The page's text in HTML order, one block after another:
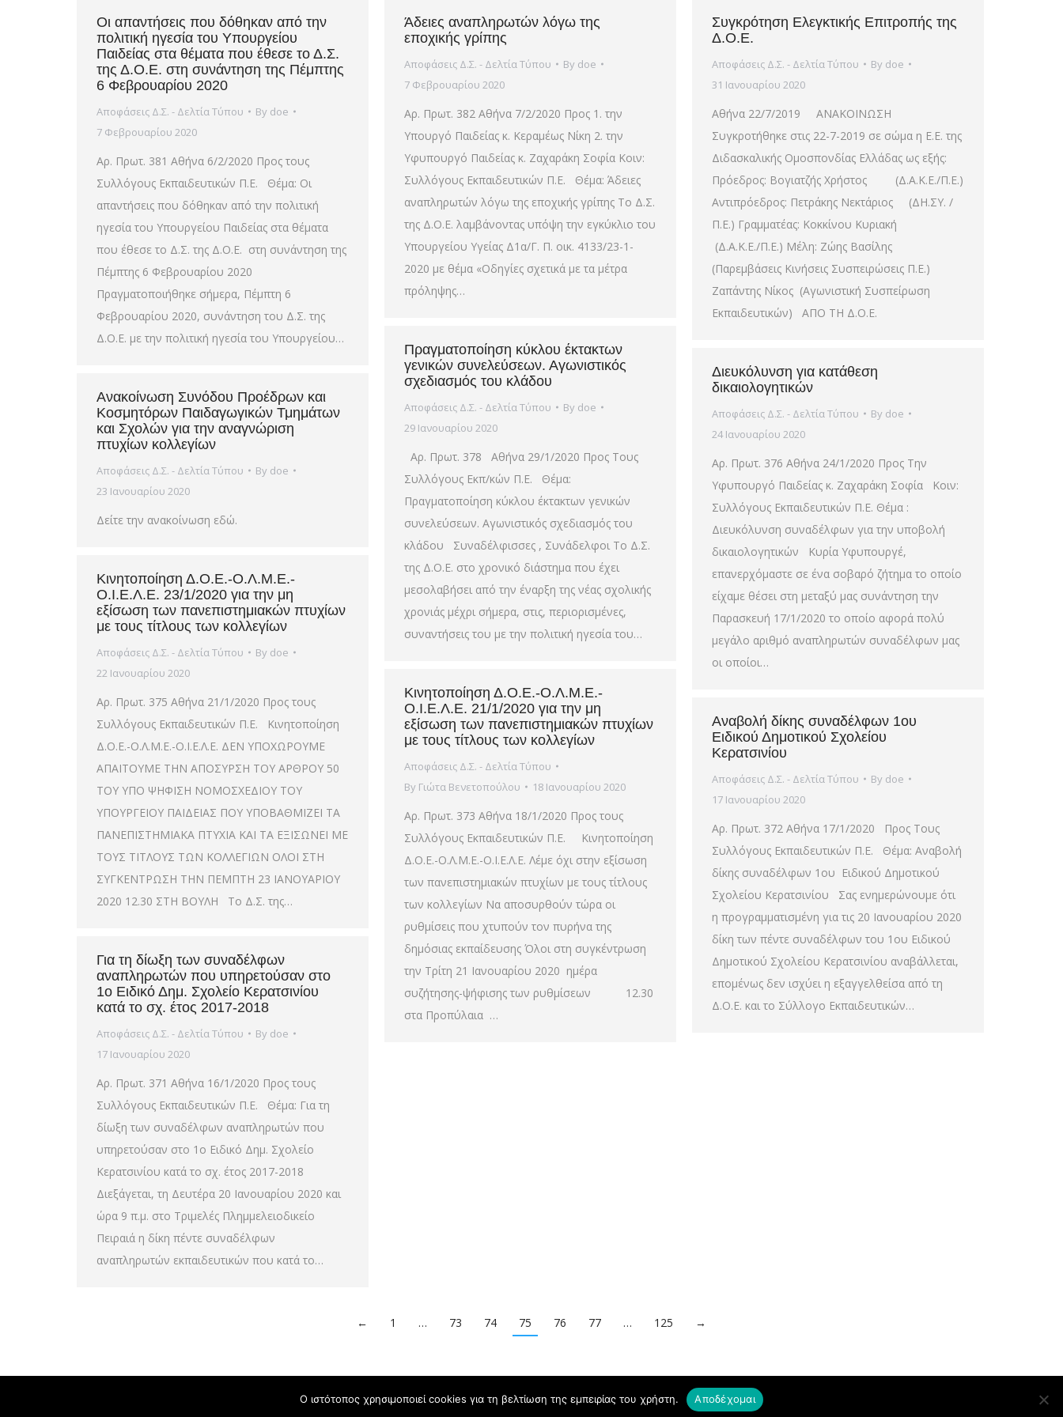
Οι απαντήσεις που δόθηκαν από την
πολιτική ηγεσία του Υπουργείου
Παιδείας στα θέματα που έθεσε το Δ.Σ.
της Δ.Ο.Ε. στη συνάντηση της Πέμπτης
6 Φεβρουαρίου 2020
Αποφάσεις Δ.Σ. - Δελτία Τύπου By doe
7 Φεβρουαρίου 2020
Αρ. Πρωτ. 381 Αθήνα 6/2/2020 Προς τους
Συλλόγους Εκπαιδευτικών Π.Ε. Θέμα: Οι
απαντήσεις που δόθηκαν από την πολιτική
ηγεσία του Υπουργείου Παιδείας στα θέματα
που έθεσε το Δ.Σ. της Δ.Ο.Ε. στη συνάντηση της
Πέμπτης 6 Φεβρουαρίου 2020
Πραγματοποιήθηκε σήμερα, Πέμπτη 6
Φεβρουαρίου 2020, συνάντηση του Δ.Σ. της
Δ.Ο.Ε. με την πολιτική ηγεσία του Υπουργείου…
Άδειες αναπληρωτών λόγω της
εποχικής γρίπης
Αποφάσεις Δ.Σ. - Δελτία Τύπου By doe
7 Φεβρουαρίου 2020
Αρ. Πρωτ. 382 Αθήνα 7/2/2020 Προς 1. την
Υπουργό Παιδείας κ. Κεραμέως Νίκη 2. την
Υφυπουργό Παιδείας κ. Ζαχαράκη Σοφία Κοιν:
Συλλόγους Εκπαιδευτικών Π.Ε. Θέμα: Άδειες
αναπληρωτών λόγω της εποχικής γρίπης Το Δ.Σ.
της Δ.Ο.Ε. λαμβάνοντας υπόψη την εγκύκλιο του
Υπουργείου Υγείας Δ1α/Γ. Π. οικ. 4133/23-1-
2020 με θέμα «Οδηγίες σχετικά με τα μέτρα
πρόληψης…
Συγκρότηση Ελεγκτικής Επιτροπής της
Δ.Ο.Ε.
Αποφάσεις Δ.Σ. - Δελτία Τύπου By doe
31 Ιανουαρίου 2020
Αθήνα 22/7/2019 ΑΝΑΚΟΙΝΩΣΗ
Συγκροτήθηκε στις 22-7-2019 σε σώμα η Ε.Ε. της
Διδασκαλικής Ομοσπονδίας Ελλάδας ως εξής:
Πρόεδρος: Βογιατζής Χρήστος (Δ.Α.Κ.Ε./Π.Ε.)
Αντιπρόεδρος: Πετράκης Νεκτάριος (ΔΗ.ΣΥ. /
Π.Ε.) Γραμματέας: Κοκκίνου Κυριακή
(Δ.Α.Κ.Ε./Π.Ε.) Μέλη: Ζώης Βασίλης
(Παρεμβάσεις Κινήσεις Συσπειρώσεις Π.Ε.)
Ζαπάντης Νίκος (Αγωνιστική Συσπείρωση
Εκπαιδευτικών) ΑΠΟ ΤΗ Δ.Ο.Ε.
Πραγματοποίηση κύκλου έκτακτων
γενικών συνελεύσεων. Αγωνιστικός
σχεδιασμός του κλάδου
Αποφάσεις Δ.Σ. - Δελτία Τύπου By doe
29 Ιανουαρίου 2020
Αρ. Πρωτ. 378 Αθήνα 29/1/2020 Προς Τους
Συλλόγους Εκπ/κών Π.Ε. Θέμα:
Πραγματοποίηση κύκλου έκτακτων γενικών
συνελεύσεων. Αγωνιστικός σχεδιασμός του
κλάδου Συναδέλφισσες , Συνάδελφοι Το Δ.Σ.
της Δ.Ο.Ε. στο χρονικό διάστημα που έχει
μεσολαβήσει από την έναρξη της νέας σχολικής
χρονιάς μέχρι σήμερα, στις, περιορισμένες,
συναντήσεις του με την πολιτική ηγεσία του…
Διευκόλυνση για κατάθεση
δικαιολογητικών
Αποφάσεις Δ.Σ. - Δελτία Τύπου By doe
24 Ιανουαρίου 2020
Αρ. Πρωτ. 376 Αθήνα 24/1/2020 Προς Την
Υφυπουργό Παιδείας κ. Ζαχαράκη Σοφία Κοιν:
Συλλόγους Εκπαιδευτικών Π.Ε. Θέμα :
Διευκόλυνση συναδέλφων για την υποβολή
δικαιολογητικών Κυρία Υφυπουργέ,
επανερχόμαστε σε ένα σοβαρό ζήτημα το οποίο
είχαμε θέσει στη μεταξύ μας συνάντηση την
Παρασκευή 17/1/2020 το οποίο αφορά πολύ
μεγάλο αριθμό αναπληρωτών συναδέλφων μας
οι οποίοι…
Ανακοίνωση Συνόδου Προέδρων και
Κοσμητόρων Παιδαγωγικών Τμημάτων
και Σχολών για την αναγνώριση
πτυχίων κολλεγίων
Αποφάσεις Δ.Σ. - Δελτία Τύπου By doe
23 Ιανουαρίου 2020
Δείτε την ανακοίνωση εδώ.
Κινητοποίηση Δ.Ο.Ε.-Ο.Λ.Μ.Ε.-
Ο.Ι.Ε.Λ.Ε. 23/1/2020 για την μη
εξίσωση των πανεπιστημιακών πτυχίων
με τους τίτλους των κολλεγίων
Αποφάσεις Δ.Σ. - Δελτία Τύπου By doe
22 Ιανουαρίου 2020
Αρ. Πρωτ. 375 Αθήνα 21/1/2020 Προς τους
Συλλόγους Εκπαιδευτικών Π.Ε. Κινητοποίηση
Δ.Ο.Ε.-Ο.Λ.Μ.Ε.-Ο.Ι.Ε.Λ.Ε. ΔΕΝ ΥΠΟΧΩΡΟΥΜΕ
ΑΠΑΙΤΟΥΜΕ ΤΗΝ ΑΠΟΣΥΡΣΗ ΤΟΥ ΑΡΘΡΟΥ 50
ΤΟΥ ΥΠΟ ΨΗΦΙΣΗ ΝΟΜΟΣΧΕΔΙΟΥ ΤΟΥ
ΥΠΟΥΡΓΕΙΟΥ ΠΑΙΔΕΙΑΣ ΠΟΥ ΥΠΟΒΑΘΜΙΖΕΙ ΤΑ
ΠΑΝΕΠΙΣΤΗΜΙΑΚΑ ΠΤΥΧΙΑ ΚΑΙ ΤΑ ΕΞΙΣΩΝΕΙ ΜΕ
ΤΟΥΣ ΤΙΤΛΟΥΣ ΤΩΝ ΚΟΛΛΕΓΙΩΝ ΟΛΟΙ ΣΤΗ
ΣΥΓΚΕΝΤΡΩΣΗ ΤΗΝ ΠΕΜΠΤΗ 23 ΙΑΝΟΥΑΡΙΟΥ
2020 12.30 ΣΤΗ ΒΟΥΛΗ Το Δ.Σ. της…
Κινητοποίηση Δ.Ο.Ε.-Ο.Λ.Μ.Ε.-
Ο.Ι.Ε.Λ.Ε. 21/1/2020 για την μη
εξίσωση των πανεπιστημιακών πτυχίων
με τους τίτλους των κολλεγίων
Αποφάσεις Δ.Σ. - Δελτία Τύπου
By Γιώτα Βενετοπούλου 18 Ιανουαρίου 2020
Αρ. Πρωτ. 373 Αθήνα 18/1/2020 Προς τους
Συλλόγους Εκπαιδευτικών Π.Ε. Κινητοποίηση
Δ.Ο.Ε.-Ο.Λ.Μ.Ε.-Ο.Ι.Ε.Λ.Ε. Λέμε όχι στην εξίσωση
των πανεπιστημιακών πτυχίων με τους τίτλους
των κολλεγίων Να αποσυρθούν τώρα οι
ρυθμίσεις που χτυπούν τον πυρήνα της
δημόσιας εκπαίδευσης Όλοι στη συγκέντρωση
την Τρίτη 21 Ιανουαρίου 2020 ημέρα
συζήτησης-ψήφισης των ρυθμίσεων 12.30
στα Προπύλαια …
Αναβολή δίκης συναδέλφων 1ου
Ειδικού Δημοτικού Σχολείου
Κερατσινίου
Αποφάσεις Δ.Σ. - Δελτία Τύπου By doe
17 Ιανουαρίου 2020
Αρ. Πρωτ. 372 Αθήνα 17/1/2020 Προς Τους
Συλλόγους Εκπαιδευτικών Π.Ε. Θέμα: Αναβολή
δίκης συναδέλφων 1ου Ειδικού Δημοτικού
Σχολείου Κερατσινίου Σας ενημερώνουμε ότι
η προγραμματισμένη για τις 20 Ιανουαρίου 2020
δίκη των πέντε συναδέλφων του 1ου Ειδικού
Δημοτικού Σχολείου Κερατσινίου αναβάλλεται,
επομένως δεν ισχύει η εξαγγελθείσα από τη
Δ.Ο.Ε. και το Σύλλογο Εκπαιδευτικών…
Για τη δίωξη των συναδέλφων
αναπληρωτών που υπηρετούσαν στο
1ο Ειδικό Δημ. Σχολείο Κερατσινίου
κατά το σχ. έτος 2017-2018
Αποφάσεις Δ.Σ. - Δελτία Τύπου By doe
17 Ιανουαρίου 2020
Αρ. Πρωτ. 371 Αθήνα 16/1/2020 Προς τους
Συλλόγους Εκπαιδευτικών Π.Ε. Θέμα: Για τη
δίωξη των συναδέλφων αναπληρωτών που
υπηρετούσαν στο 1ο Ειδικό Δημ. Σχολείο
Κερατσινίου κατά το σχ. έτος 2017-2018
Διεξάγεται, τη Δευτέρα 20 Ιανουαρίου 2020 και
ώρα 9 π.μ. στο Τριμελές Πλημμελειοδικείο
Πειραιά η δίκη πέντε συναδέλφων
αναπληρωτών εκπαιδευτικών που κατά το…
← 1 … 73 74 75 76 77 … 125 →
Ο ιστότοπος χρησιμοποιεί cookies για τη βελτίωση της εμπειρίας του χρήστη. Αποδέχομαι